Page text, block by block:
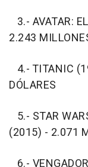
3.- AVATAR:
2.243
4.- TITANIC
DÓLARES
5.- STAR
(2015) - 2.071